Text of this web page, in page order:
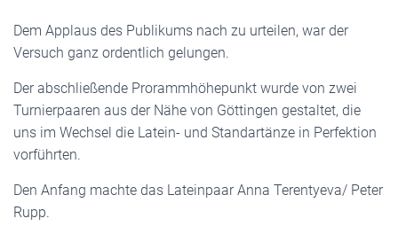
Dem Applaus des Publikums nach zu urteilen, war der
Versuch ganz ordentlich gelungen.
Der abschließende Prorammhöhepunkt wurde von zwei
Turnierpaaren aus der Nähe von Göttingen gestaltet, die
uns im Wechsel die Latein- und Standartänze in Perfektion
vorführten.
Den Anfang machte das Lateinpaar Anna Terentyeva/ Peter
Rupp.